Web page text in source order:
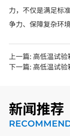
力，不仅是满足标
争力、保障复杂环
上一篇: 高低温试
下一篇: 高低温试
新闻推荐